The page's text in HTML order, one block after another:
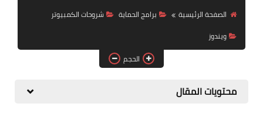
مواقع
الصفحة الرئيسية
برامج الحماية
شروحات الكمبيوتر
ويندوز
الحجم
محتويات المقال